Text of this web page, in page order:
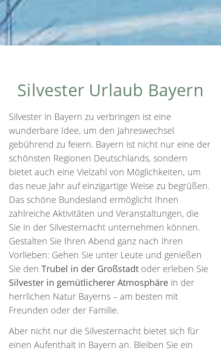
Silvester Urlaub Bayern
Silvester in Bayern zu verbringen ist eine
wunderbare Idee, um den Jahreswechsel
gebührend zu feiern. Bayern ist nicht nur eine der
schönsten Regionen Deutschlands, sondern
bietet auch eine Vielzahl von Möglichkeiten, um
das neue Jahr auf einzigartige Weise zu begrüßen.
Das schöne Bundesland ermöglicht Ihnen
zahlreiche Aktivitäten und Veranstaltungen, die
Sie in der Silvesternacht unternehmen können.
Gestalten Sie Ihren Abend ganz nach Ihren
Vorlieben: Gehen Sie unter Leute und genießen
Sie den Trubel in der Großstadtoder erleben Sie
Silvester in gemütlicherer Atmosphärein der
herrlichen Natur Bayerns – am besten mit
Freunden oder der Familie.
Aber nicht nur die Silvesternacht bietet sich für
einen Aufenthalt in Bayern an. Bleiben Sie ein